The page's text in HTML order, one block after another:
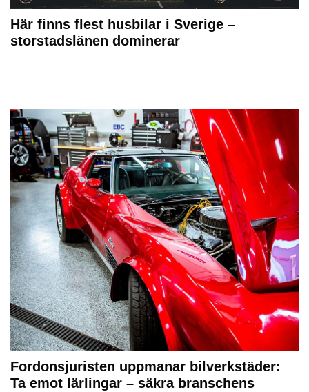
Här finns flest husbilar i Sverige –
storstadslänen dominerar
Fordonsjuristen uppmanar bilverkstäder:
Ta emot lärlingar – säkra branschens